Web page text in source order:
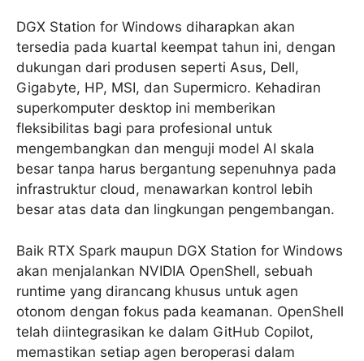
DGX Station for Windows diharapkan akan
tersedia pada kuartal keempat tahun ini, dengan
dukungan dari produsen seperti Asus, Dell,
Gigabyte, HP, MSI, dan Supermicro. Kehadiran
superkomputer desktop ini memberikan
fleksibilitas bagi para profesional untuk
mengembangkan dan menguji model AI skala
besar tanpa harus bergantung sepenuhnya pada
infrastruktur cloud, menawarkan kontrol lebih
besar atas data dan lingkungan pengembangan.
Baik RTX Spark maupun DGX Station for Windows
akan menjalankan NVIDIA OpenShell, sebuah
runtime yang dirancang khusus untuk agen
otonom dengan fokus pada keamanan. OpenShell
telah diintegrasikan ke dalam GitHub Copilot,
memastikan setiap agen beroperasi dalam